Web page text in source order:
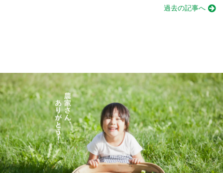
過去の記事へ